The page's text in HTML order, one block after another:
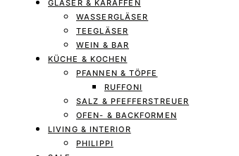
GLÄSER & KARAFFEN
WASSERGLÄSER
TEEGLÄSER
WEIN & BAR
KÜCHE & KOCHEN
PFANNEN & TÖPFE
RUFFONI
SALZ & PFEFFERSTREUER
OFEN- & BACKFORMEN
LIVING & INTERIOR
PHILIPPI